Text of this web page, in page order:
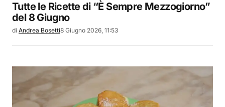
Tutte le Ricette di “È Sempre Mezzogiorno”
del 8 Giugno
di Andrea Bosetti8 Giugno 2026, 11:53